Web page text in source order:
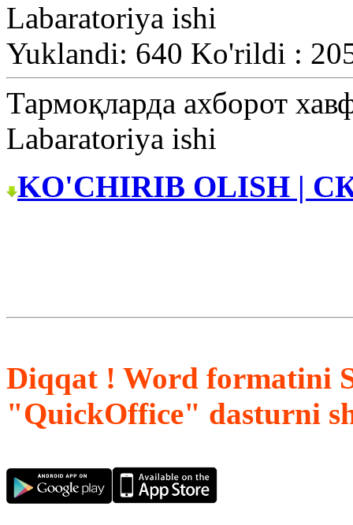
Labaratoriya ishi
Yuklandi: 640 Ko'rildi :
Тармоқларда ахборот
Labaratoriya ishi
KO'CHIRIB OLISH |
Diqqat ! Word formatini
"QuickOffice" dasturni